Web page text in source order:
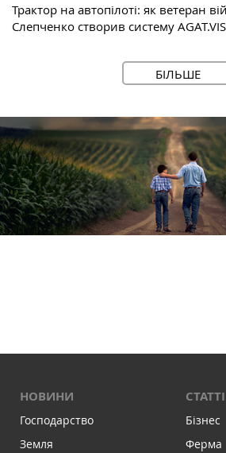
Трактор на автопілоті: як ветеран
Слепченко створив систему
БІЛЬШЕ
НОВИНИ
Господарство
Земля
СТАТТІ
Бізнес
Ферма